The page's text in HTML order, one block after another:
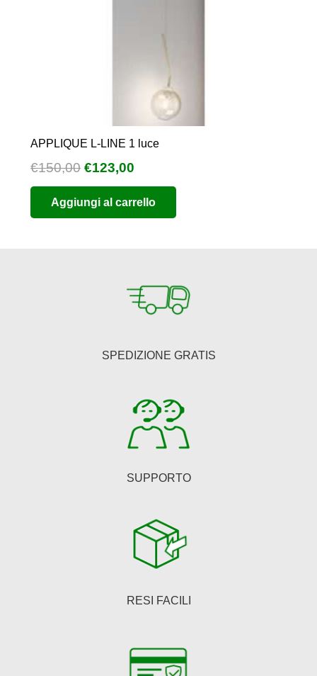
APPLIQUE L-LINE 1 luce
€150,00 Il
prezzo
originale
era:
€123,00
prezzo
attuale
è:
Aggiungi al carrello
SPEDIZIONE GRATIS
SUPPORTO
RESI FACILI